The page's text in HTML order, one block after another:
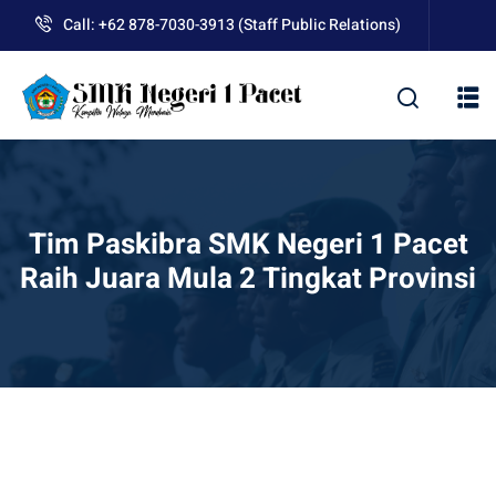
content
Call: +62 878-7030-3913 (Staff Public Relations)
Tim Paskibra SMK Negeri 1 Pacet
Raih Juara Mula 2 Tingkat Provinsi